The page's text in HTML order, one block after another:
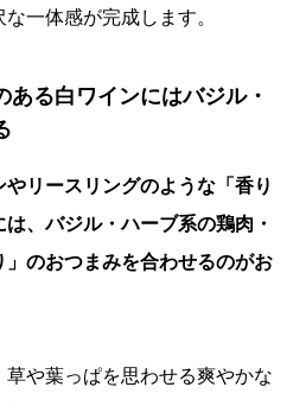
一体感が完成します。
る白ワインにはバジル・
リースリングのような「香り
、バジル・ハーブ系の鶏肉・
のおつまみを合わせるのがお
や葉っぱを思わせる爽やかな